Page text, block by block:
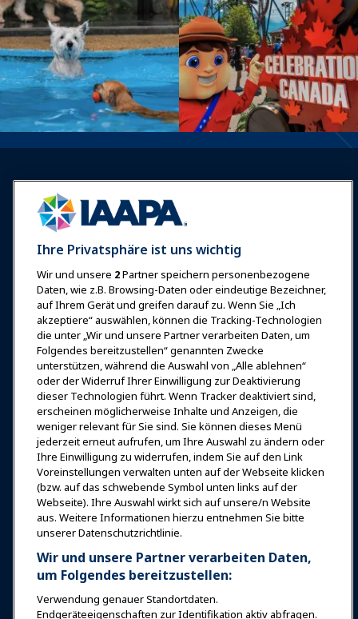
Auszeichnungen Karrieren
Kontakt
Expos & Veranstaltungen
News & Funwelt
Bildung
Sicherheit & Schutz
Plädoyer
Forschung & Berichte
Über IAAPA
Partner
Ihre Privatsphäre ist uns wichtig
Wir und unsere 2Partner speichern personenbezogene
Daten, wie z.B. Browsing-Daten oder eindeutige Bezeichner,
auf Ihrem Gerät und greifen darauf zu. Wenn Sie „Ich
akzeptiere“ auswählen, können die Tracking-Technologien
die unter „Wir und unsere Partner verarbeiten Daten, um
Folgendes bereitzustellen“ genannten Zwecke
unterstützen, während die Auswahl von „Alle ablehnen“
oder der Widerruf Ihrer Einwilligung zur Deaktivierung
dieser Technologien führt. Wenn Tracker deaktiviert sind,
erscheinen möglicherweise Inhalte und Anzeigen, die
weniger relevant für Sie sind. Sie können dieses Menü
jederzeit erneut aufrufen, um Ihre Auswahl zu ändern oder
Ihre Einwilligung zu widerrufen, indem Sie auf den Link
Voreinstellungen verwalten unten auf der Webseite klicken
(bzw. auf das schwebende Symbol unten links auf der
Webseite). Ihre Auswahl wirkt sich auf unsere/n Website
aus. Weitere Informationen hierzu entnehmen Sie bitte
unserer Datenschutzrichtlinie.
Wir und unsere Partner verarbeiten Daten,
um Folgendes bereitzustellen:
Verwendung genauer Standortdaten.
Endgeräteeigenschaften zur Identifikation aktiv abfragen.